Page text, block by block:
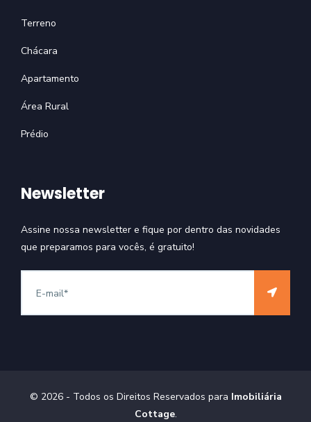
Terreno
Chácara
Apartamento
Área Rural
Prédio
Newsletter
Assine nossa newsletter e fique por dentro das novidades
que preparamos para vocês, é gratuito!
© 2026- Todos os Direitos Reservados para Imobiliária
Cottage.